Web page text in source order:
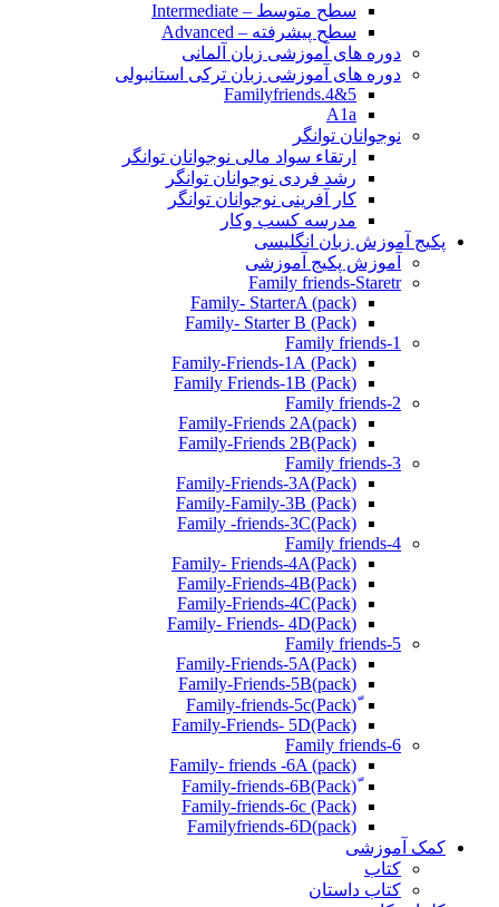
سطح متوسط – Intermediate
سطح پیشرفته – Advanced
دوره های آموزشی زبان آلمانی
دوره های آموزشی زبان ترکی استانبولی
Familyfriends.4&5
A1a
نوجوانان توانگر
ارتقاء سواد مالی نوجوانان توانگر
رشد فردی نوجوانان توانگر
کار آفرینی نوجوانان توانگر
مدرسه کسب وکار
پکیج آموزش زبان انگلیسی
آموزش پکیج آموزشی
Family friends-Staretr
Family- StarterA (pack)
Family- Starter B (Pack)
Family friends-1
(Pack) Family-Friends-1A
(Pack) Family Friends-1B
Family friends-2
Family-Friends 2A(pack)
Family-Friends 2B(Pack)
Family friends-3
(Pack)Family-Friends-3A
Family-Family-3B (Pack)
Family -friends-3C(Pack)
Family friends-4
Family- Friends-4A(Pack)
Family-Friends-4B(Pack)
Family-Friends-4C(Pack)
(Pack)Family- Friends- 4D
Family friends-5
Family-Friends-5A(Pack)
(pack)Family-Friends-5B
ّ(Pack)Family-friends-5c
Family-Friends- 5D(Pack)
Family friends-6
Family- friends -6A (pack)
Family-friends-6c (Pack)
Familyfriends-6D(pack)
کمک آموزشی
کتاب
کتاب داستان